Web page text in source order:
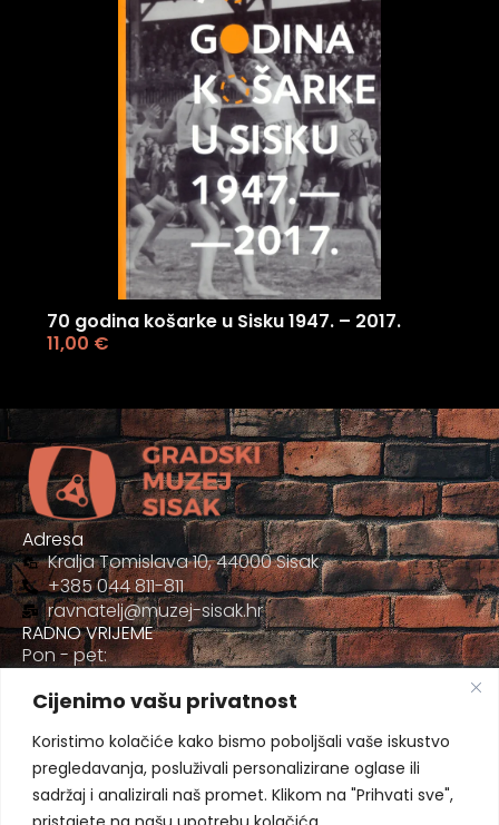
Cijenimo vašu privatnost
Koristimo kolačiće kako bismo poboljšali vaše iskustvo
pregledavanja, posluživali personalizirane oglase ili
sadržaj i analizirali naš promet. Klikom na "Prihvati sve",
70 godina košarke u Sisku 1947. – 2017.
11,00 €
Adresa
Kralja Tomislava 10, 44000 Sisak
+385 044 811-811
ravnatelj@muzej-sisak.hr
RADNO VRIJEME
Pon - pet:
Sub
09:00-12:00